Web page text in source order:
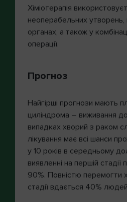
Хіміотерапія
неоперабельних утворень,
органах, а також у
операції.
Прогноз
Найгірші прогнози мають
циліндрома – виживання
випадках хворий з раком
лікування має всі шанси
у 10 років в середньому
виявленні на першій
90%. Повністю перемогти
стадії вдається 40%